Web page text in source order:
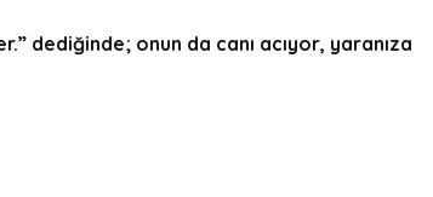
dediğinde; onun da canı acıyor, yaranıza